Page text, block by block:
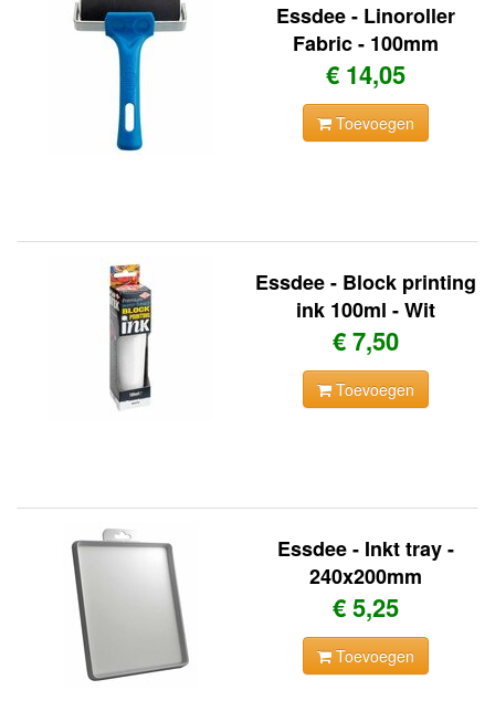
Essdee - Linoroller
Fabric - 100mm
€ 14,05
Toevoegen
Essdee - Block printing
ink 100ml - Wit
€ 7,50
Toevoegen
Essdee - Inkt tray -
240x200mm
€ 5,25
Toevoegen